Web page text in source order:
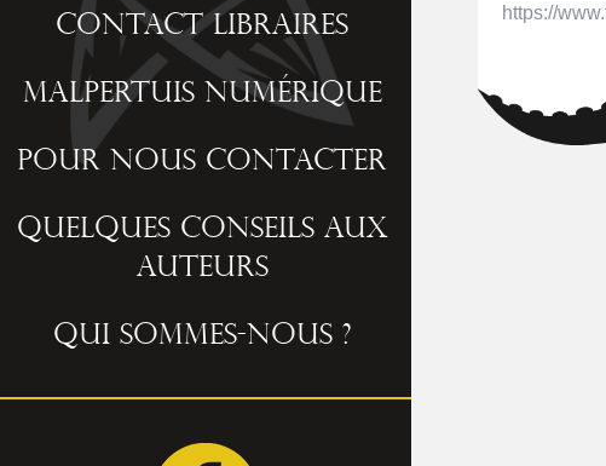
Contact libraires
Malpertuis numérique
Pour nous contacter
Quelques conseils aux
auteurs
Qui sommes-nous ?
https://